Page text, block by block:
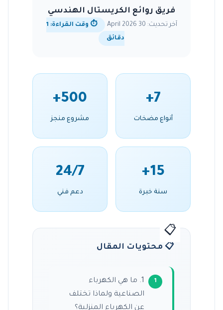
فريق روائع الكريستال الهندسي
آخر تحديث: 30 April 2026
⏱️ وقت القراءة: 1
دقائق
7+
أنواع مضخات
500+
مشروع منجز
15+
سنة خبرة
24/7
دعم فني
📋 محتويات المقال
1. ما هي الكهرباء
الصناعية ولماذا تختلف
عن الكهرباء المنزلية؟